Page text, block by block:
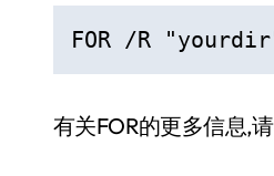
FOR /R
有关FOR的更多信息,